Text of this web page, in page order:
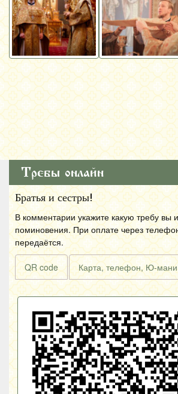
Требы онлайн
Братья и сестры!
В комментарии укажите какую требу вы
поминовения. При оплате через
передаётся.
QR code Карта, телефон, Ю-мани